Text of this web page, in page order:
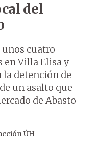
del
cuatro
en Villa Elisa y
la detención de
un asalto que
de Abasto
ÚH